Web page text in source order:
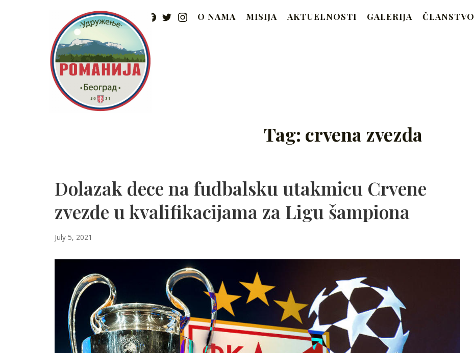
FACEBOOK
TWITTER
INSTAGRAM
O NAMA MISIJA AKTUELNOSTI GALERIJA ČLANSTVO
Udruženje Romanija BeogradTag: crvena zvezda
Dolazak dece na fudbalsku utakmicu Crvene
zvezde u kvalifikacijama za Ligu šampiona
July 5, 2021
2022